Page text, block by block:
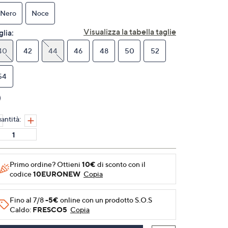
pagina.
Nero Noce
Visualizza la tabella taglie
42 44 46 48 50 52
Primo ordine? Ottieni 10€ di sconto con il
codice10EURONEW Copia
Fino al 7/8-5€ online con un prodotto S.O.S
Caldo: FRESCO5 Copia